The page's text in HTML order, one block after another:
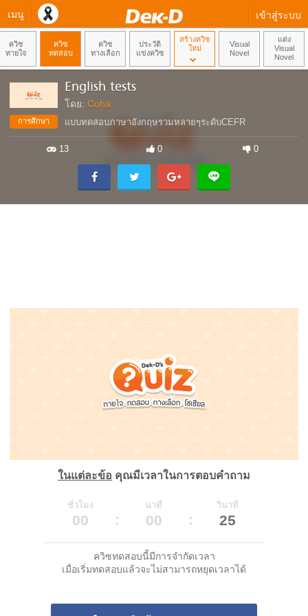
เมนู เข้าสู่ระบบ
ควิซ
ทายใจ
ควิซ
ทดสอบ
ควิซ
ทางเลือก
ประวัติ
แข่งควิซ
สร้างควิซ
ใหม่
Visual
Novel
แต่ง
Visual
Novel
การศึกษา
English tests
โดย: Coha
แบบทดสอบภาษาอังกฤษรวมหลายๆระดับCEFR
13 0 0
ในแต่ละข้อ คุณมีเวลาในการตอบคำถาม
ชั่วโมง นาที วินาที
00 00 25
ควิซทดสอบนี้มีการจำกัดเวลา
เมื่อเริ่มทดสอบแล้วจะไม่สามารถหยุดเวลาได้